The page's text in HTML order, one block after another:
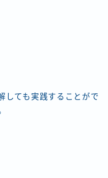
しても実践することがで